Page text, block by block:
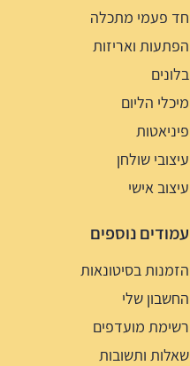
חד פעמי מתכלה
הפתעות ואריזות
בלונים
מיכלי הליום
פיניאטות
עיצובי שולחן
עיצוב אישי
עמודים נוספים
הזמנות בסיטונאות
החשבון שלי
רשימת מועדפים
שאלות ותשובות